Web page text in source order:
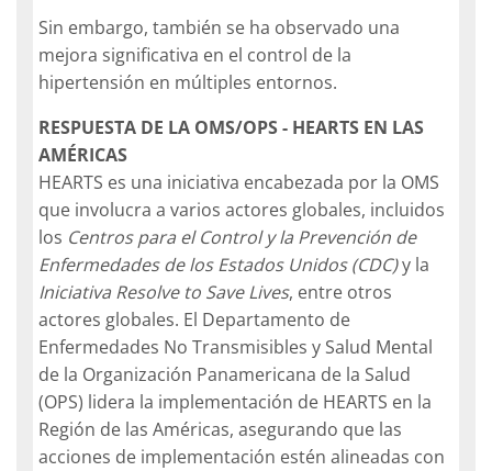
Sin embargo, también se ha observado una
mejora significativa en el control de la
hipertensión en múltiples entornos.
RESPUESTA DE LA OMS/OPS - HEARTS EN LAS
AMÉRICAS
HEARTS es una iniciativa encabezada por la OMS
que involucra a varios actores globales, incluidos
los Centros para el Control y la Prevención de
Enfermedades de los Estados Unidos (CDC)y la
Iniciativa Resolve to Save Lives, entre otros
actores globales. El Departamento de
Enfermedades No Transmisibles y Salud Mental
de la Organización Panamericana de la Salud
(OPS) lidera la implementación de HEARTS en la
Región de las Américas, asegurando que las
acciones de implementación estén alineadas con